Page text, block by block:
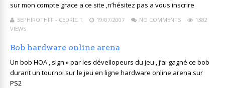
sur mon compte grace a ce site ,n’hésitez pas a vous inscrire
SEPHIROTHFF - CEDRIC T 19/07/2007 NO COMMENTS
1382
VIEWS
Bob hardware online arena
Un bob HOA , sign » par les dévellopeurs du jeu , j’ai gagné ce bob
durant un tournoi sur le jeu en ligne hardware online arena sur
PS2